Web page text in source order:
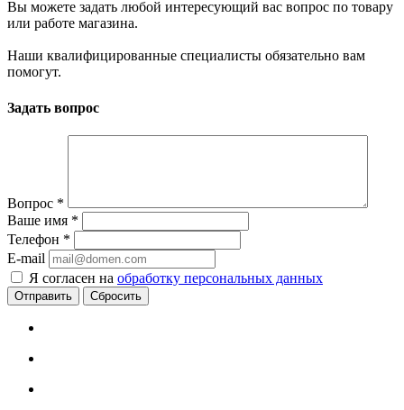
Вы можете задать любой интересующий вас вопрос по товару
или работе магазина.
Наши квалифицированные специалисты обязательно вам
помогут.
Задать вопрос
Вопрос *
Ваше имя *
Телефон *
E-mail
Я согласен на обработку персональных данных
Сбросить